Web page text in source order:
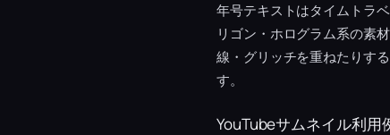
年号テキストはタイムトラ
リゴン・ホログラム系の素
線・グリッチを重ねたりす
す。
YouTubeサムネイル利用